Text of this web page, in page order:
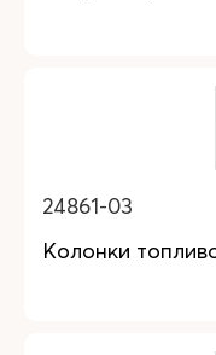
24861-03
Колонки